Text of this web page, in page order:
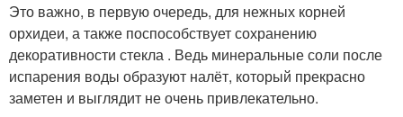
Это важно, в первую очередь, для нежных корней
орхидеи, а также поспособствует сохранению
декоративности стекла . Ведь минеральные соли после
испарения воды образуют налёт, который прекрасно
заметен и выглядит не очень привлекательно.